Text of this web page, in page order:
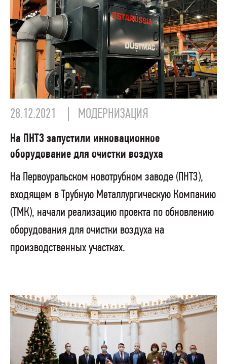
28.12.2021 МОДЕРНИЗАЦИЯ
На ПНТЗ запустили инновационное
оборудование для очистки воздуха
На Первоуральском новотрубном заводе (ПНТЗ),
входящем в Трубную Металлургическую Компанию
(ТМК), начали реализацию проекта по обновлению
оборудования для очистки воздуха на
производственных участках.